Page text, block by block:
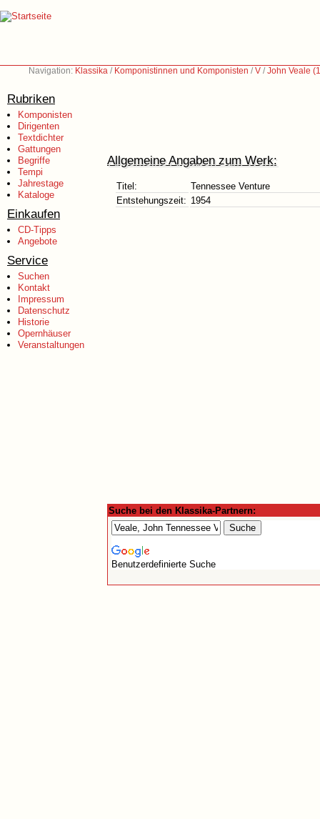
Navigation: Klassika / Komponistinnen und Komponisten /V /John Veale
Rubriken
Komponisten
Dirigenten
Textdichter
Gattungen
Begriffe
Tempi
Jahrestage
Kataloge
Einkaufen
CD-Tipps
Angebote
Service
Suchen
Kontakt
Impressum
Datenschutz
Historie
Opernhäuser
Veranstaltungen
Allgemeine Angaben zum Werk:
Titel:
Tennessee Venture
Entstehungszeit: 1954
Suche bei den Klassika-Partnern:
Benutzerdefinierte Suche